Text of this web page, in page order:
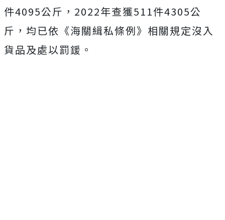
件4095公斤， 2022年查獲511件4305公
斤，均已依《海關緝私條例》相關規定沒入
貨品及處以罰鍰。